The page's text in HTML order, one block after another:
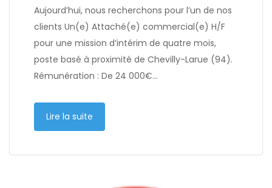
Aujourd’hui, nous recherchons pour l’un de nos
clients Un(e) Attaché(e) commercial(e) H/F
pour une mission d’intérim de quatre mois,
poste basé à proximité de Chevilly-Larue (94).
Rémunération : De 24 000€…
Lire la suite